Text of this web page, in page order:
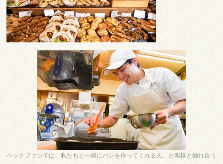
ベックファンでは、私たちと一緒にパンを作ってくれる人、お客様と触れ合う